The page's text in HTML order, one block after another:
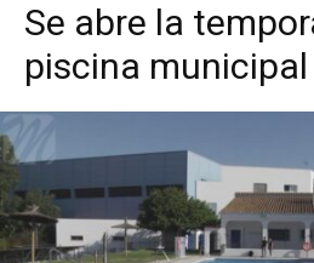
Se abre la
piscina